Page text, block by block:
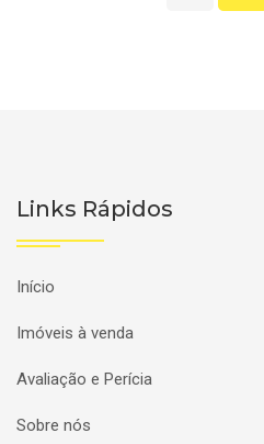
Links Rápidos
Início
Imóveis à venda
Avaliação e Perícia
Sobre nós